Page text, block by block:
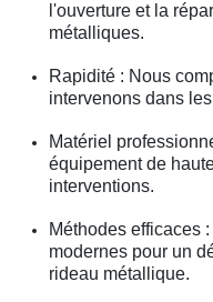
l'ouverture et la
métalliques.
Rapidité : Nous
intervenons dans
Matériel
équipement de
interventions.
Méthodes efficaces
modernes pour un
rideau métallique.